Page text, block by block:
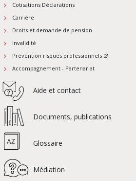
Cotisations Déclarations
Carrière
Droits et demande de pension
Invalidité
Prévention risques professionnels
Accompagnement - Partenariat
Aide et contact
Documents, publications
Glossaire
Médiation